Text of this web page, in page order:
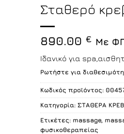
Σταθερό
890.00 € Με
Ιδανικό για
Ρωτήστε για
Κωδικός προϊόντος:
Κατηγορία: ΣΤΑΘΕΡΑ
Ετικέτες: massage,
φυσικοθεραπείας